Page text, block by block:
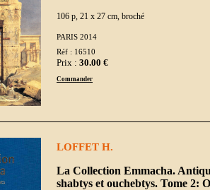
106 p, 21 x 27 cm, broché
PARIS 2014
Réf : 16510
Prix : 30.00 €
Commander
LOFFET H.
La Collection Emmacha.
shabtys et ouchebtys. Tome 2: